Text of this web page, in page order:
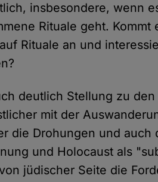
insbesondere, wenn
Rituale geht. Kommt
Rituale an und
deutlich Stellung zu
mit der
die Drohungen und auch
und Holocaust als
jüdischer Seite die